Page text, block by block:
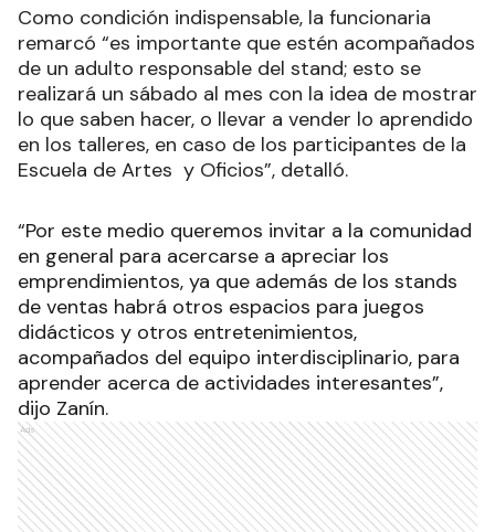
Como condición indispensable, la funcionaria
remarcó “es importante que estén acompañados
de un adulto responsable del stand; esto se
realizará un sábado al mes con la idea de mostrar
lo que saben hacer, o llevar a vender lo aprendido
en los talleres, en caso de los participantes de la
Escuela de Artes y Oficios”, detalló.
“Por este medio queremos invitar a la comunidad
en general para acercarse a apreciar los
emprendimientos, ya que además de los stands
de ventas habrá otros espacios para juegos
didácticos y otros entretenimientos,
acompañados del equipo interdisciplinario, para
aprender acerca de actividades interesantes”,
dijo Zanín.
Ads